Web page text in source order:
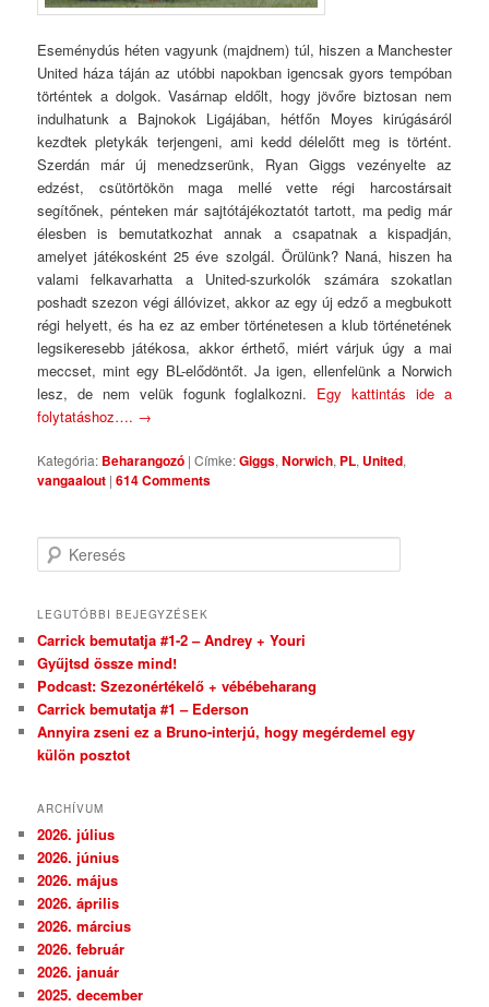
Eseménydús héten vagyunk (majdnem) túl, hiszen a Manchester
United háza táján az utóbbi napokban igencsak gyors tempóban
történtek a dolgok. Vasárnap eldőlt, hogy jövőre biztosan nem
indulhatunk a Bajnokok Ligájában, hétfőn Moyes kirúgásáról
kezdtek pletykák terjengeni, ami kedd délelőtt meg is történt.
Szerdán már új menedzserünk, Ryan Giggs vezényelte az
edzést, csütörtökön maga mellé vette régi harcostársait
segítőnek, pénteken már sajtótájékoztatót tartott, ma pedig már
élesben is bemutatkozhat annak a csapatnak a kispadján,
amelyet játékosként 25 éve szolgál. Örülünk? Naná, hiszen ha
valami felkavarhatta a United-szurkolók számára szokatlan
poshadt szezon végi állóvizet, akkor az egy új edző a megbukott
régi helyett, és ha ez az ember történetesen a klub történetének
legsikeresebb játékosa, akkor érthető, miért várjuk úgy a mai
meccset, mint egy BL-elődöntőt. Ja igen, ellenfelünk a Norwich
lesz, de nem velük fogunk foglalkozni. Egy kattintás ide a
folytatáshoz…. →
Kategória: Beharangozó |Címke:Giggs,Norwich, PL, United,
vangaalout |614 Comments
Keresés
LEGUTÓBBI BEJEGYZÉSEK
Carrick bemutatja #1-2 – Andrey + Youri
Gyűjtsd össze mind!
Podcast: Szezonértékelő + vébébeharang
Carrick bemutatja #1 – Ederson
Annyira zseni ez a Bruno-interjú, hogy megérdemel egy
külön posztot
ARCHÍVUM
2026. július
2026. június
2026. május
2026. április
2026. március
2026. február
2026. január
2025. december